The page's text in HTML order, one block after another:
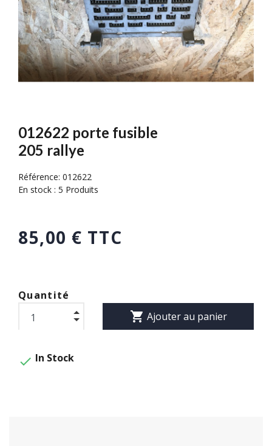
012622 porte fusible
205 rallye
Référence: 012622
En stock : 5 Produits
85,00 € TTC
Quantité
shopping_cart Ajouter au panier
 In Stock